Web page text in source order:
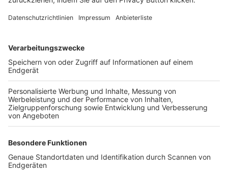
FOLGE DEM BFV
TOP-VEREINE
TOP-PARTNER